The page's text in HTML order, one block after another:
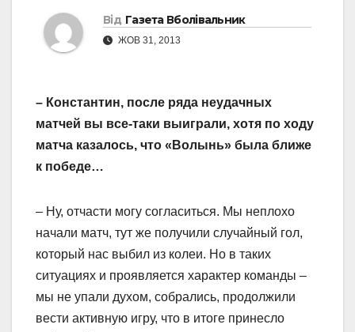
Від Газета Вболівальник
ЖОВ 31, 2013
– Константин, после ряда неудачных
матчей вы все-таки выиграли, хотя по ходу
матча казалось, что «Волынь» была ближе
к победе…
– Ну, отчасти могу согласиться. Мы неплохо
начали матч, тут же получили случайный гол,
который нас выбил из колеи. Но в таких
ситуациях и проявляется характер команды –
мы не упали духом, собрались, продолжили
вести активную игру, что в итоге принесло